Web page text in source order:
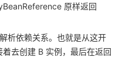
原样返回
析依赖关系。也就是从这开
去创建 B 实例，最后在返回